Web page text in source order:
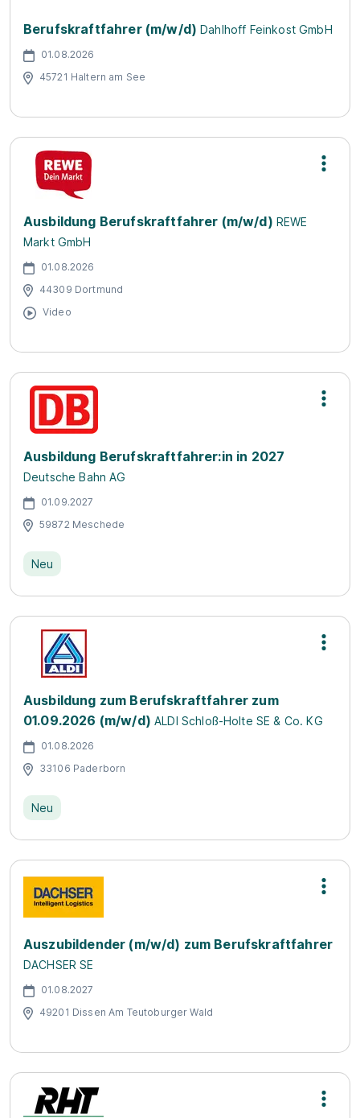
Berufskraftfahrer (m/w/d) Dahlhoff Feinkost GmbH
01.08.2026
45721 Haltern am See
Ausbildung Berufskraftfahrer (m/w/d) REWE
Markt GmbH
01.08.2026
44309 Dortmund
Video
Ausbildung Berufskraftfahrer:in in 2027
Deutsche Bahn AG
01.09.2027
59872 Meschede
Neu
Ausbildung zum Berufskraftfahrer zum
01.09.2026 (m/w/d) ALDI Schloß-Holte SE & Co. KG
01.08.2026
33106 Paderborn
Neu
Auszubildender (m/w/d) zum Berufskraftfahrer
DACHSER SE
01.08.2027
49201 Dissen Am Teutoburger Wald